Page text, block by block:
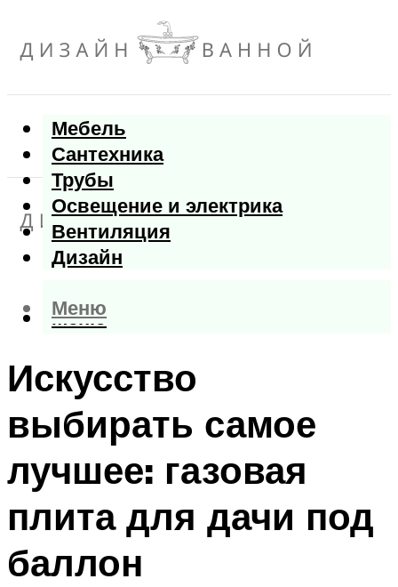
Мебель
Сантехника
Трубы
Освещение и электрика
Вентиляция
Дизайн
Меню
Меню
Искусство
выбирать самое
лучшее: газовая
плита для дачи под
баллон